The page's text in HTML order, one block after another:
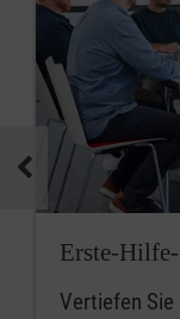
Erste-
Vertiefen Sie